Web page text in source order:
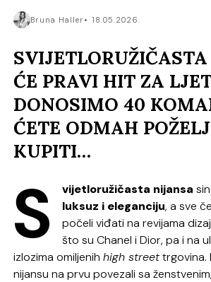
Bruna Haller 18.05.2026.
ĆE PRAVI HIT ZA
DONOSIMO 40
ĆETE ODMAH
KUPITI…
S vijetloružičasta nijansa
luksuz i eleganciju, a sve
počeli viđati na revijama
što su Chanel i Dior, pa i na
izlozima omiljenihhigh streettrgovina.
nijansu na prvu povezali sa